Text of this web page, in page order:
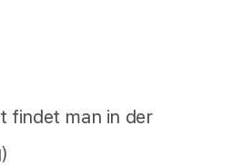
findet man in der